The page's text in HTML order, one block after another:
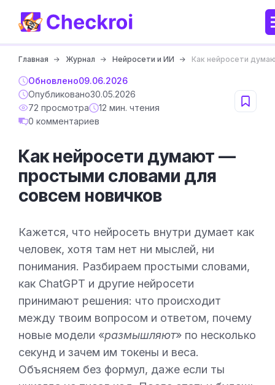
Главная Журнал Нейросети и ИИ Как нейросети
Обновлено09.06.2026
Опубликовано30.05.2026
72 просмотра
12 мин. чтения
0 комментариев
Как нейросети думают —
простыми словами для
совсем новичков
Кажется, что нейросеть внутри думает как
человек, хотя там нет ни мыслей, ни
понимания. Разбираем простыми словами,
как ChatGPT и другие нейросети
принимают решения: что происходит
между твоим вопросом и ответом, почему
новые модели «размышляют» по несколько
секунд и зачем им токены и веса.
Объясняем без формул, даже если ты